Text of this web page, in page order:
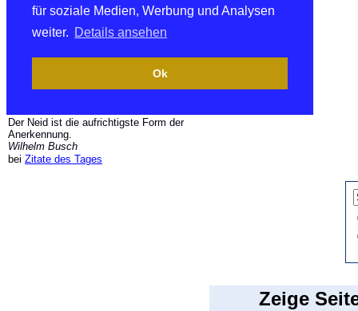
für soziale Medien, Werbung und Analysen
weiter. Details ansehen
Ok
Der Neid ist die aufrichtigste Form der
Anerkennung.
Wilhelm Busch
bei Zitate des Tages
Zeige